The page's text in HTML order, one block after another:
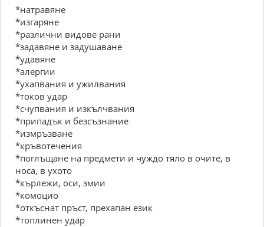
*натравяне
*изгаряне
*различни видове рани
*задавяне и задушаване
*удавяне
*алергии
*ухапвания и ужилвания
*токов удар
*счупвания и изкълчвания
*припадък и безсъзнание
*измръзване
*кръвотечения
*поглъщане на предмети и чуждо тяло в очите, в
носа, в ухото
*кърлежи, оси, змии
*комоцио
*откъснат пръст, прехапан език
*топлинен удар